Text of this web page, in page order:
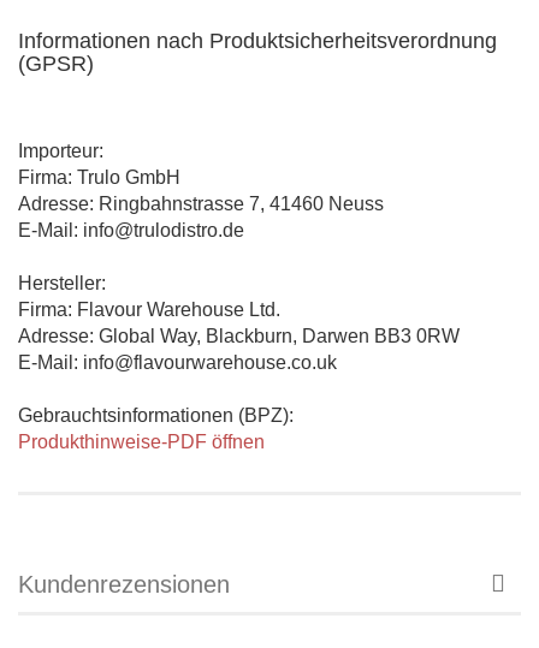
Informationen nach Produktsicherheitsverordnung
(GPSR)
Importeur:
Firma: Trulo GmbH
Adresse: Ringbahnstrasse 7, 41460 Neuss
E-Mail: info@trulodistro.de
Hersteller:
Firma: Flavour Warehouse Ltd.
Adresse: Global Way, Blackburn, Darwen BB3 0RW
E-Mail: info@flavourwarehouse.co.uk
Gebrauchtsinformationen (BPZ):
Produkthinweise-PDF öffnen
Kundenrezensionen